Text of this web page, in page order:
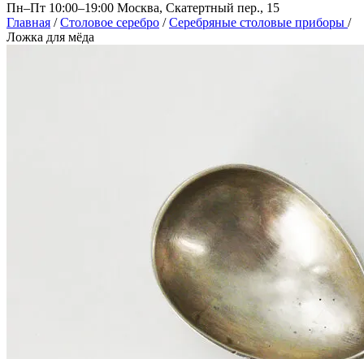
Пн–Пт 10:00–19:00 Москва, Скатертный пер., 15
Главная / Столовое серебро / Серебряные столовые приборы /
Ложка для мёда